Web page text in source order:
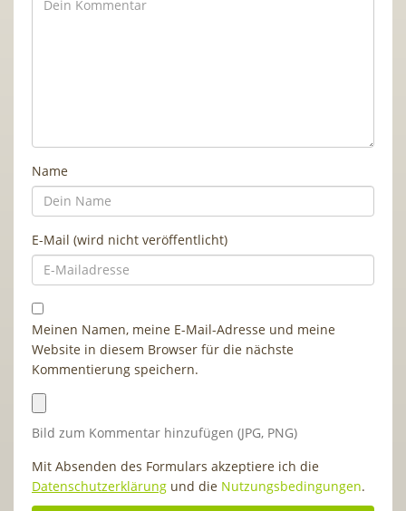
Name
E-Mail (wird nicht veröffentlicht)
Meinen Namen, meine E-Mail-Adresse und meine
Website in diesem Browser für die nächste
Kommentierung speichern.
Bild zum Kommentar hinzufügen (JPG, PNG)
Mit Absenden des Formulars akzeptiere ich die
Datenschutzerklärung und die Nutzungsbedingungen.